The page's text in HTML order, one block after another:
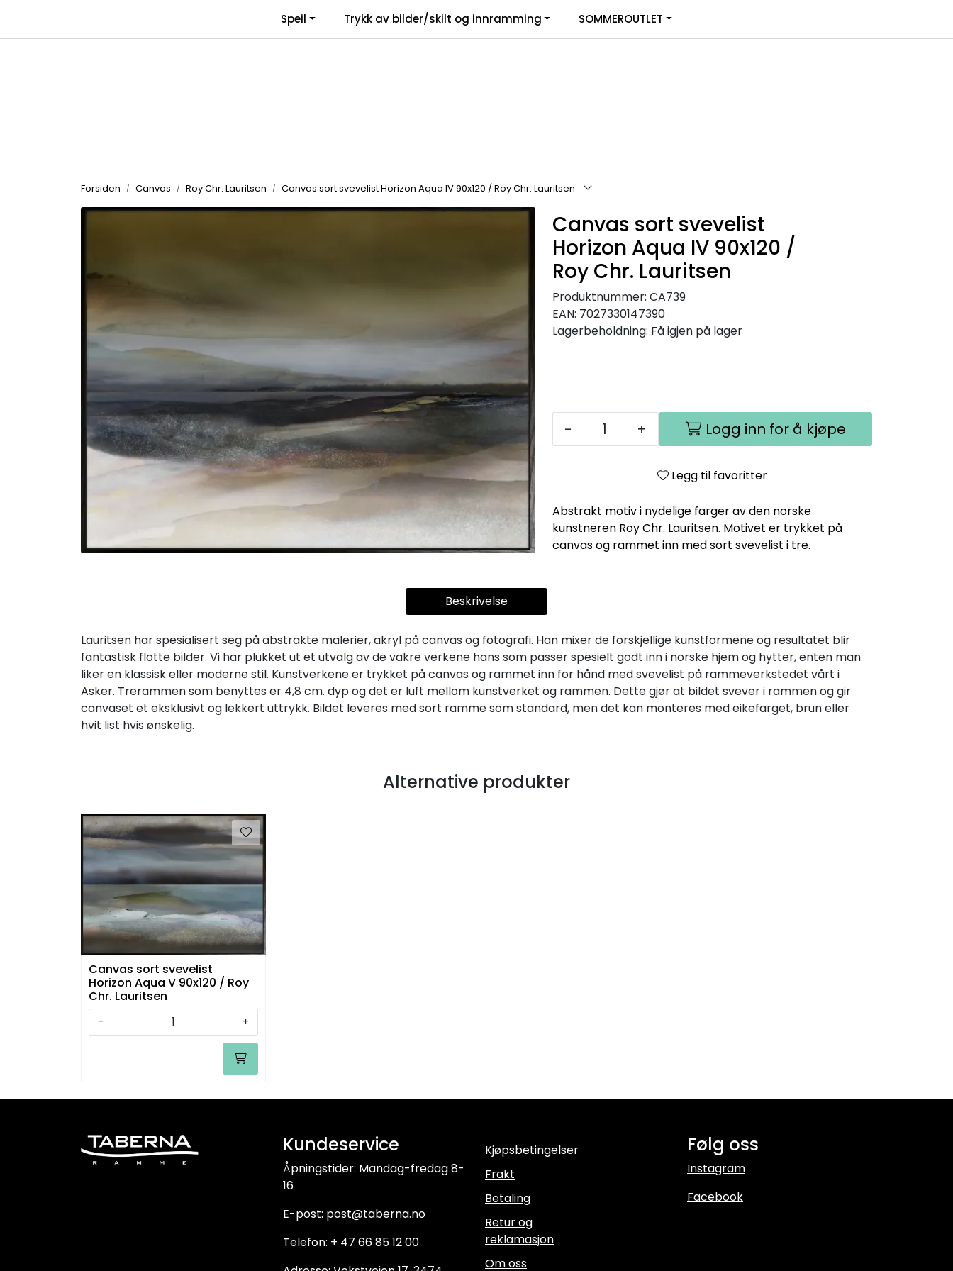
Speil Trykk av bilder/skilt og innramming SOMMEROUTLET
Forsiden Canvas Roy Chr. Lauritsen Canvas sort svevelist Horizon Aqua IV 90x120 / Roy Chr. Lauritsen
Canvas sort svevelist
Horizon Aqua IV 90x120 /
Roy Chr. Lauritsen
Produktnummer: CA739
EAN: 7027330147390
Lagerbeholdning: Få igjen på lager
- + Logg inn for å kjøpe
Legg til favoritter
Abstrakt motiv i nydelige farger av den norske
kunstneren Roy Chr. Lauritsen. Motivet er trykket på
canvas og rammet inn med sort svevelist i tre.
Beskrivelse
Lauritsen har spesialisert seg på abstrakte malerier, akryl på canvas og fotografi. Han mixer de forskjellige kunstformene og resultatet blir
fantastisk flotte bilder. Vi har plukket ut et utvalg av de vakre verkene hans som passer spesielt godt inn i norske hjem og hytter, enten man
liker en klassisk eller moderne stil. Kunstverkene er trykket på canvas og rammet inn for hånd med svevelist på rammeverkstedet vårt i
Asker. Trerammen som benyttes er 4,8 cm. dyp og det er luft mellom kunstverket og rammen. Dette gjør at bildet svever i rammen og gir
canvaset et eksklusivt og lekkert uttrykk. Bildet leveres med sort ramme som standard, men det kan monteres med eikefarget, brun eller
hvit list hvis ønskelig.
Alternative produkter
Canvas sort svevelist
Horizon Aqua V 90x120 / Roy
Chr. Lauritsen
-
+
Kundeservice
Åpningstider: Mandag-fredag 8-
16
E-post: post@taberna.no
Telefon: + 47 66 85 12 00
Kjøpsbetingelser
Frakt
Betaling
Retur og
reklamasjon
Om oss
Følg oss
Instagram
Facebook